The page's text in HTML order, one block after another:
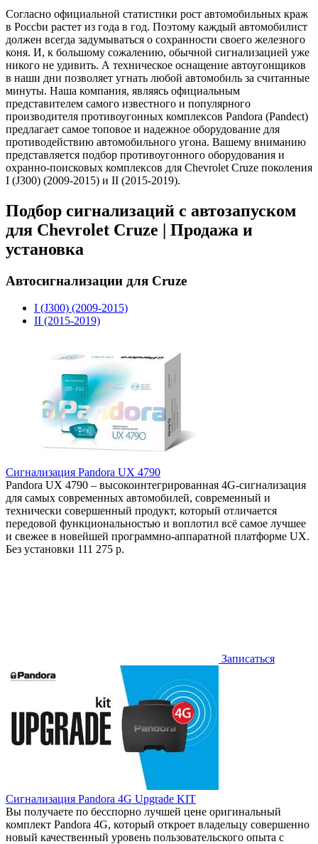
Согласно официальной статистики рост автомобильных краж
в Россbи растет из года в год. Поэтому каждый автомобилист
должен всегда задумываться о сохранности своего железного
коня. И, к большому сожалению, обычной сигнализацией уже
никого не удивить. А техническое оснащение автоугонщиков
в наши дни позволяет угнать любой автомобиль за считанные
минуты. Наша компания, являясь официальным
представителем самого известного и популярного
производителя противоугонных комплексов Pandora (Pandect)
предлагает самое топовое и надежное оборудование для
противодействию автомобильного угона. Вашему вниманию
представляется подбор противоугонного оборудования и
охранно-поисковых комплексов для Chevrolet Cruze поколения
I (J300) (2009-2015) и II (2015-2019).
Подбор сигнализаций с автозапуском
для Chevrolet Cruze | Продажа и
установка
Автосигнализации для Cruze
I (J300) (2009-2015)
II (2015-2019)
Сигнализация Pandora UX 4790
Pandora UX 4790 – высокоинтегрированная 4G-сигнализация
для самых современных автомобилей, современный и
технически совершенный продукт, который отличается
передовой функциональностью и воплотил всё самое лучшее
и свежее в новейшей программно-аппаратной платформе UX.
Без установки 111 275 р.
Записаться
Сигнализация Pandora 4G Upgrade KIT
Вы получаете по бесспорно лучшей цене оригинальный
комплект Pandora 4G, который откроет владельцу совершенно
новый качественный уровень пользовательского опыта с